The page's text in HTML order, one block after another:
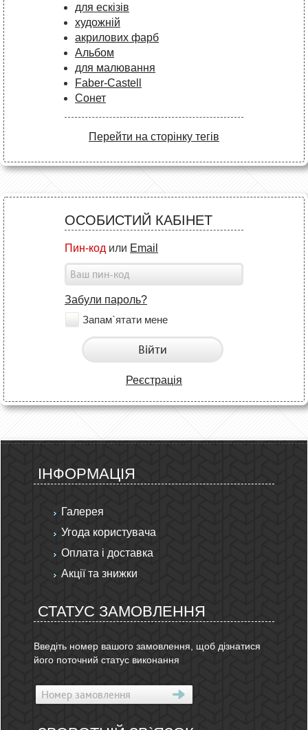
для ескізів
художній
акрилових фарб
Альбом
для малювання
Faber-Castell
Сонет
Перейти на сторінку тегів
ОСОБИСТИЙ КАБІНЕТ
Пин-код или Email
Забули пароль?
Запам`ятати мене
Війти
Реєстрація
ІНФОРМАЦІЯ
Галерея
Угода користувача
Оплата і доставка
Акції та знижки
СТАТУС ЗАМОВЛЕННЯ
Введіть номер вашого замовлення, щоб дізнатися
його поточний статус виконання